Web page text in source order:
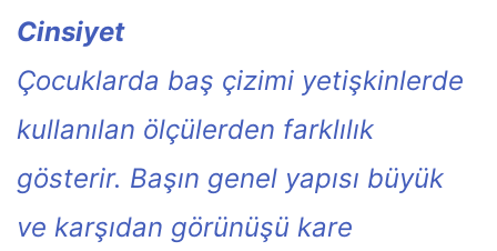
Cinsiyet
Çocuklarda baş çizimi yetişkinlerde
kullanılan ölçülerden farklılık
gösterir. Başın genel yapısı büyük
ve karşıdan görünüşü kare